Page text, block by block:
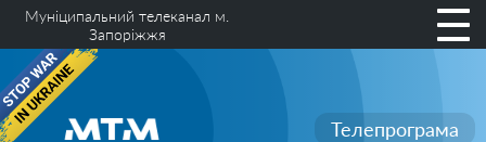
Муніципальний телеканал м.
Запоріжжя
Телепрограма